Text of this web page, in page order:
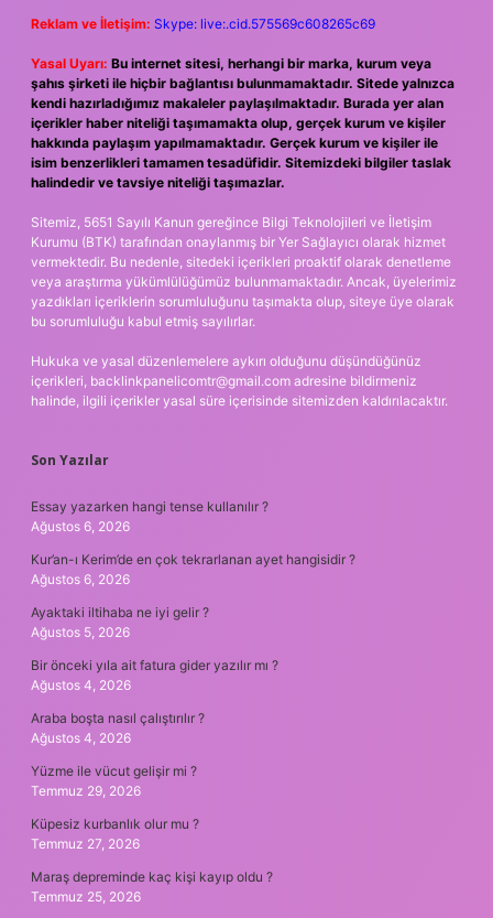
Reklam ve İletişim: Skype: live:.cid.575569c608265c69
Yasal Uyarı: Bu internet sitesi, herhangi bir marka, kurum veya
şahıs şirketi ile hiçbir bağlantısı bulunmamaktadır. Sitede yalnızca
kendi hazırladığımız makaleler paylaşılmaktadır. Burada yer alan
içerikler haber niteliği taşımamakta olup, gerçek kurum ve kişiler
hakkında paylaşım yapılmamaktadır. Gerçek kurum ve kişiler ile
isim benzerlikleri tamamen tesadüfidir. Sitemizdeki bilgiler taslak
halindedir ve tavsiye niteliği taşımazlar.
Sitemiz, 5651 Sayılı Kanun gereğince Bilgi Teknolojileri ve İletişim
Kurumu (BTK) tarafından onaylanmış bir Yer Sağlayıcı olarak hizmet
vermektedir. Bu nedenle, sitedeki içerikleri proaktif olarak denetleme
veya araştırma yükümlülüğümüz bulunmamaktadır. Ancak, üyelerimiz
yazdıkları içeriklerin sorumluluğunu taşımakta olup, siteye üye olarak
bu sorumluluğu kabul etmiş sayılırlar.
Hukuka ve yasal düzenlemelere aykırı olduğunu düşündüğünüz
içerikleri, backlinkpanelicomtr@gmail.com adresine bildirmeniz
halinde, ilgili içerikler yasal süre içerisinde sitemizden kaldırılacaktır.
Son Yazılar
Essay yazarken hangi tense kullanılır ?
Ağustos 6, 2026
Kur’an-ı Kerim’de en çok tekrarlanan ayet hangisidir ?
Ağustos 6, 2026
Ayaktaki iltihaba ne iyi gelir ?
Ağustos 5, 2026
Bir önceki yıla ait fatura gider yazılır mı ?
Ağustos 4, 2026
Araba boşta nasıl çalıştırılır ?
Ağustos 4, 2026
Yüzme ile vücut gelişir mi ?
Temmuz 29, 2026
Küpesiz kurbanlık olur mu ?
Temmuz 27, 2026
Maraş depreminde kaç kişi kayıp oldu ?
Temmuz 25, 2026